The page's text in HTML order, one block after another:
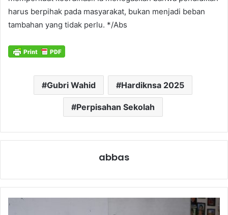
harus berpihak pada masyarakat, bukan menjadi beban
tambahan yang tidak perlu. */Abs
Gubri Wahid Hardiknsa 2025
Perpisahan Sekolah
abbas